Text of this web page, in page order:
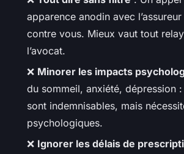
apparence anodin avec
contre vous. Mieux vaut tout
l’avocat.
❌ Minorer les impacts
du sommeil, anxiété, dépression
sont indemnisables, mais
psychologiques.
❌ Ignorer les délais de